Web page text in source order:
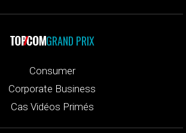
GRAND PRIX
Consumer
Corporate Business
Cas Vidéos Primés